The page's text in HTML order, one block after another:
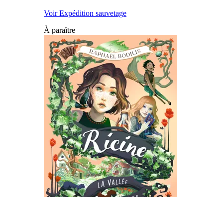
Voir Expédition sauvetage
À paraître